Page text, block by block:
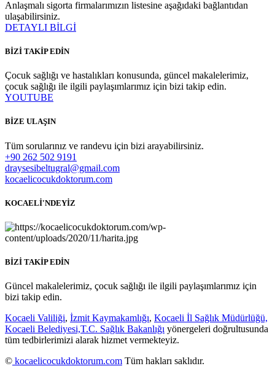
Anlaşmalı sigorta firmalarımızın listesine aşağıdaki bağlantıdan
ulaşabilirsiniz.
DETAYLI BİLGİ
BİZİ TAKİP EDİN
Çocuk sağlığı ve hastalıkları konusunda, güncel makalelerimiz,
çocuk sağlığı ile ilgili paylaşımlarımız için bizi takip edin.
YOUTUBE
BİZE ULAŞIN
Tüm sorularınız ve randevu için bizi arayabilirsiniz.
+90 262 502 9191
draysesibeltugral@gmail.com
kocaelicocukdoktorum.com
KOCAELİ'NDEYİZ
BİZİ TAKİP EDİN
Güncel makalelerimiz, çocuk sağlığı ile ilgili paylaşımlarımız için
bizi takip edin.
Kocaeli Valiliği, İzmit Kaymakamlığı, Kocaeli İl Sağlık Müdürlüğü,
Kocaeli Belediyesi,T.C. Sağlık Bakanlığı yönergeleri doğrultusunda
tüm tedbirlerimizi alarak hizmet vermekteyiz.
© kocaelicocukdoktorum.com Tüm hakları saklıdır.